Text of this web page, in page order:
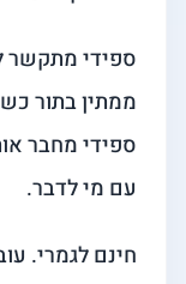
ספידי מתקשר
ממתין בתור
ספידי מחבר
עם מי לדבר.
חינם לגמרי. עובד על 1,200+